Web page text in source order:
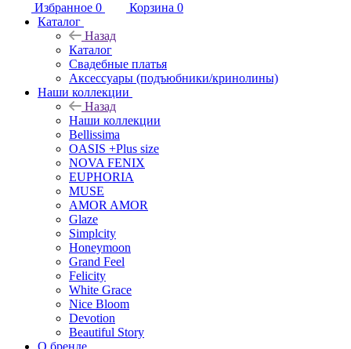
Избранное 0 Корзина 0
Каталог
Назад
Каталог
Свадебные платья
Аксессуары (подъюбники/кринолины)
Наши коллекции
Назад
Наши коллекции
Bellissima
OASIS +Plus size
NOVA FENIX
EUPHORIA
MUSE
AMOR AMOR
Glaze
Simplcity
Honeymoon
Grand Feel
Felicity
White Grace
Nice Bloom
Devotion
Beautiful Story
О бренде